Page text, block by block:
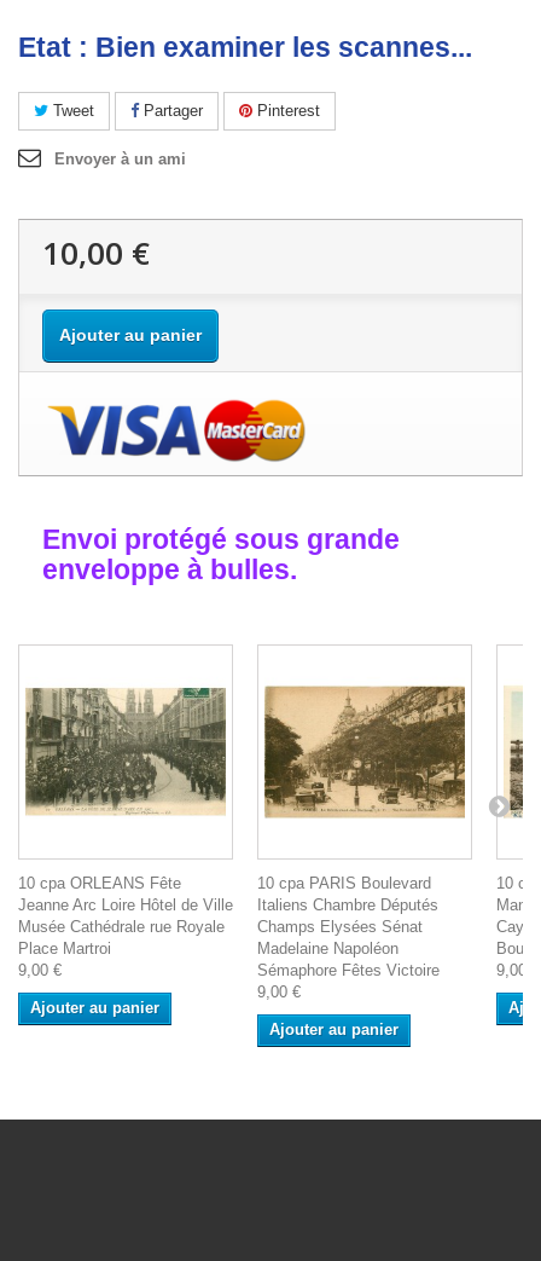
Etat : Bien examiner les scannes...
Tweet Partager Pinterest
Envoyer à un ami
10,00 €
Ajouter au panier
Envoi protégé sous grande
enveloppe à bulles.
10 cpa ORLEANS Fête
Jeanne Arc Loire Hôtel de Ville
Musée Cathédrale rue Royale
Place Martroi
9,00 €
Ajouter au panier
10 cpa PARIS Boulevard
Italiens Chambre Députés
Champs Elysées Sénat
Madelaine Napoléon
Sémaphore Fêtes Victoire
9,00 €
Ajouter au panier
10
9,00 €